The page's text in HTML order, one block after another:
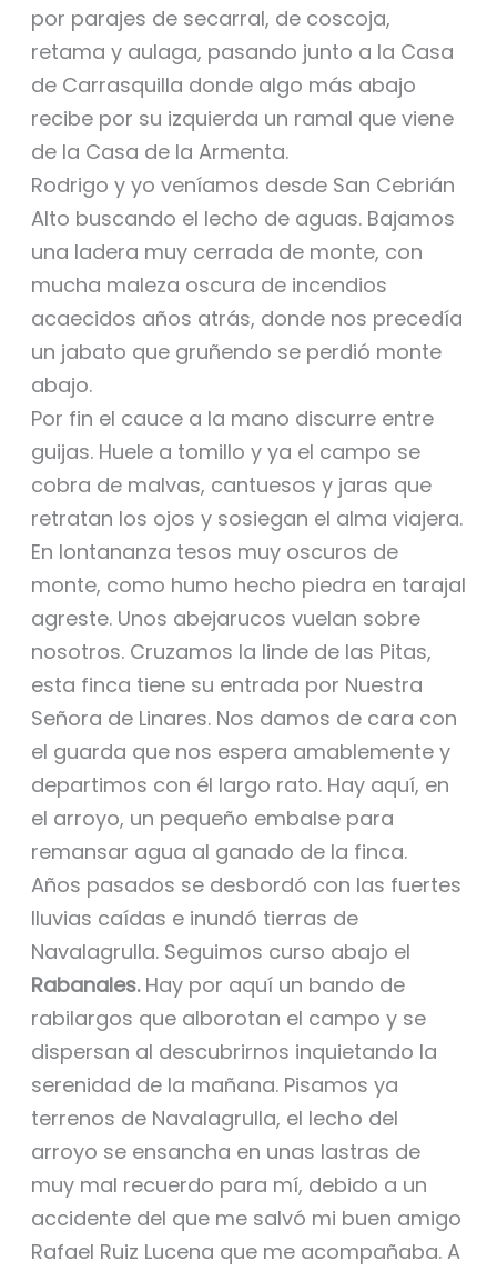
por parajes de secarral, de coscoja,
retama y aulaga, pasando junto a la Casa
de Carrasquilla donde algo más abajo
recibe por su izquierda un ramal que viene
de la Casa de la Armenta.
Rodrigo y yo veníamos desde San Cebrián
Alto buscando el lecho de aguas. Bajamos
una ladera muy cerrada de monte, con
mucha maleza oscura de incendios
acaecidos años atrás, donde nos precedía
un jabato que gruñendo se perdió monte
abajo.
Por fin el cauce a la mano discurre entre
guijas. Huele a tomillo y ya el campo se
cobra de malvas, cantuesos y jaras que
retratan los ojos y sosiegan el alma viajera.
En lontananza tesos muy oscuros de
monte, como humo hecho piedra en tarajal
agreste. Unos abejarucos vuelan sobre
nosotros. Cruzamos la linde de las Pitas,
esta finca tiene su entrada por Nuestra
Señora de Linares. Nos damos de cara con
el guarda que nos espera amablemente y
departimos con él largo rato. Hay aquí, en
el arroyo, un pequeño embalse para
remansar agua al ganado de la finca.
Años pasados se desbordó con las fuertes
lluvias caídas e inundó tierras de
Navalagrulla. Seguimos curso abajo el
Rabanales.Hay por aquí un bando de
rabilargos que alborotan el campo y se
dispersan al descubrirnos inquietando la
serenidad de la mañana. Pisamos ya
terrenos de Navalagrulla, el lecho del
arroyo se ensancha en unas lastras de
muy mal recuerdo para mí, debido a un
accidente del que me salvó mi buen amigo
Rafael Ruiz Lucena que me acompañaba. A